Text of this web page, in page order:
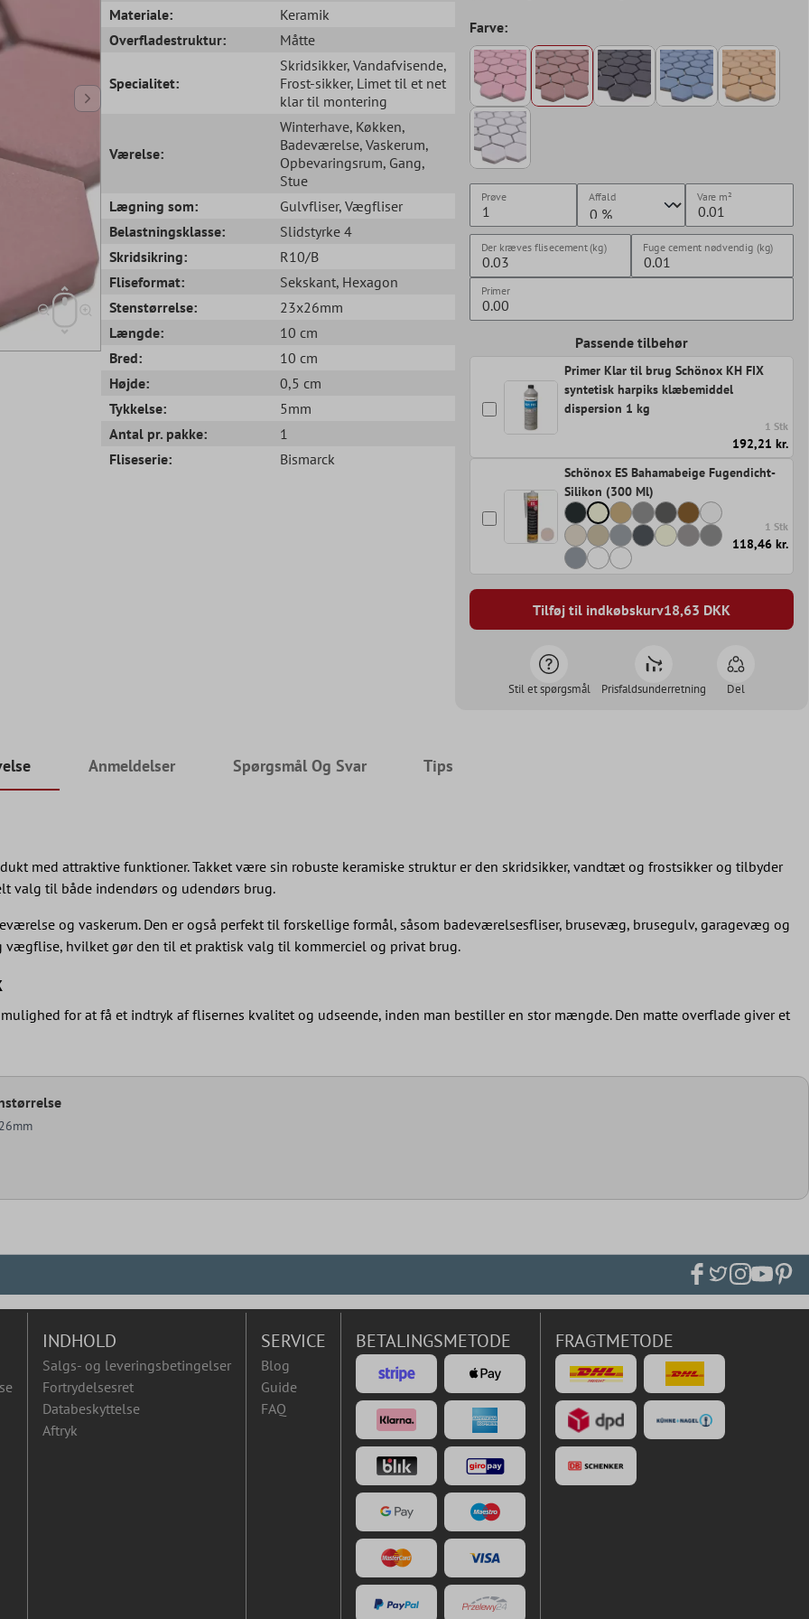
Materiale:
Keramik
Overfladestruktur:
Måtte
Specialitet:
Skridsikker, Vandafvisende,
Frost-sikker, Limet til et net
klar til montering
Værelse:
Winterhave, Køkken,
Badeværelse, Vaskerum,
Opbevaringsrum, Gang,
Stue
Lægning som:
Gulvfliser, Vægfliser
Belastningsklasse:
Slidstyrke 4
Skridsikring:
R10/B
Fliseformat:
Sekskant, Hexagon
Stenstørrelse:
23x26mm
Længde:
10 cm
Bred:
10 cm
Højde:
0,5 cm
Tykkelse:
5mm
Antal pr. pakke:
1
Fliseserie:
Bismarck
Farve:
Prøve Affald Vare m²
Der kræves flisecement (kg) Fuge cement nødvendig (kg)
Primer
Passende tilbehør
Primer Klar til brug Schönox KH FIX
syntetisk harpiks klæbemiddel
dispersion 1 kg
1 Stk
192,21 kr.
Schönox ES Bahamabeige Fugendicht-
Silikon (300 Ml)
1 Stk
118,46 kr.
Tilføj til indkøbskurv18,63 DKK
Stil et spørgsmål Prisfaldsunderretning Del
Anmeldelser Spørgsmål Og Svar Tips
med attraktive funktioner. Takket være sin robuste keramiske struktur er den skridsikker, vandtæt og frostsikker og tilbyder
valg til både indendørs og udendørs brug.
og vaskerum. Den er også perfekt til forskellige formål, såsom badeværelsesfliser, brusevæg, brusegulv, garagevæg og
vægflise, hvilket gør den til et praktisk valg til kommerciel og privat brug.
for at få et indtryk af flisernes kvalitet og udseende, inden man bestiller en stor mængde. Den matte overflade giver et
INDHOLD
Salgs- og leveringsbetingelser
Fortrydelsesret
Databeskyttelse
Aftryk
SERVICE
Blog
Guide
FAQ
BETALINGSMETODE FRAGTMETODE